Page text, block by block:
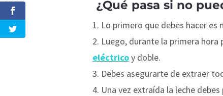
¿Qué pasa si no
Lo primero que debes hacer es
Luego, durante la primera
eléctricoy doble.
Debes asegurarte de extraer
Una vez extraída la leche